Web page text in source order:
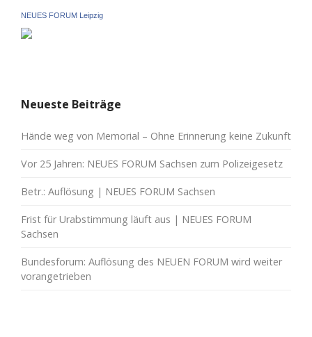
NEUES FORUM Leipzig
Neueste Beiträge
Hände weg von Memorial – Ohne Erinnerung keine Zukunft
Vor 25 Jahren: NEUES FORUM Sachsen zum Polizeigesetz
Betr.: Auflösung | NEUES FORUM Sachsen
Frist für Urabstimmung läuft aus | NEUES FORUM
Sachsen
Bundesforum: Auflösung des NEUEN FORUM wird weiter
vorangetrieben